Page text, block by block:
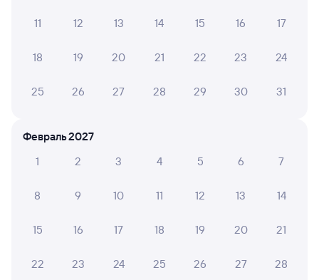
10 АЛЕВТИНА Ш.
Нам понравилось. Были добрые, хорошие соседи,
чистое белье с полотенцем. Нас все устроило.
Благодарю!
10 Екатерина К.
Единственный минус - отсутствие туалетной бумаги
11 12 13 14 15 16 17
18 19 20 21 22 23 24
25 26 27 28 29 30 31
Февраль 2027
1
2 3 4 5 6 7
8 9 10 11 12 13 14
15 16 17 18 19 20 21
22 23 24 25 26 27 28